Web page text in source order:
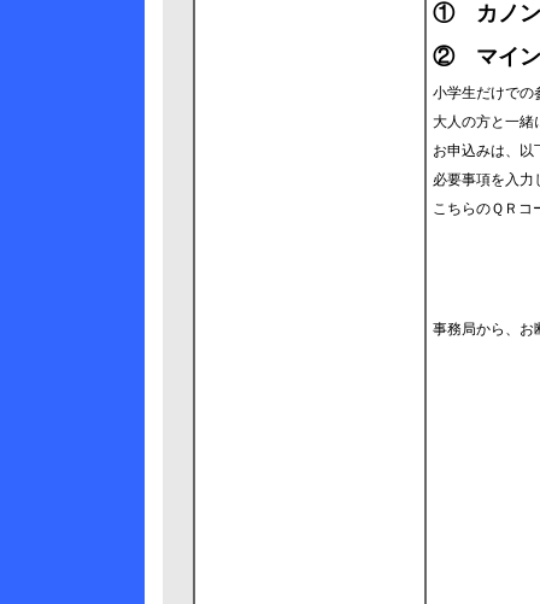
① カノン
② マイン
小学生だけでの
大人の方と一緒
お申込みは、以
必要事項を入力
こちらのＱＲコ
事務局から、お